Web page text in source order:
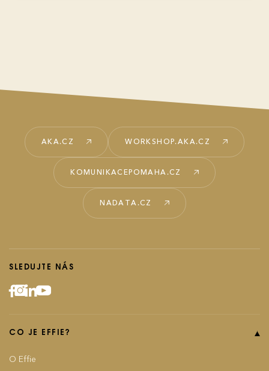
AKA.CZ WORKSHOP.AKA.CZ
KOMUNIKACEPOMAHA.CZ
NADATA.CZ
SLEDUJTE NÁS
CO JE EFFIE?
O Effie